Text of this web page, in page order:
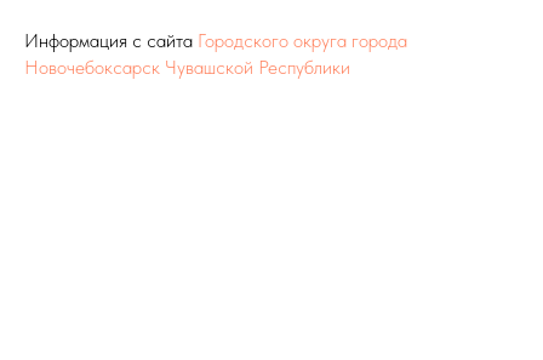
Информация с сайта Городского округа города
Новочебоксарск Чувашской Республики